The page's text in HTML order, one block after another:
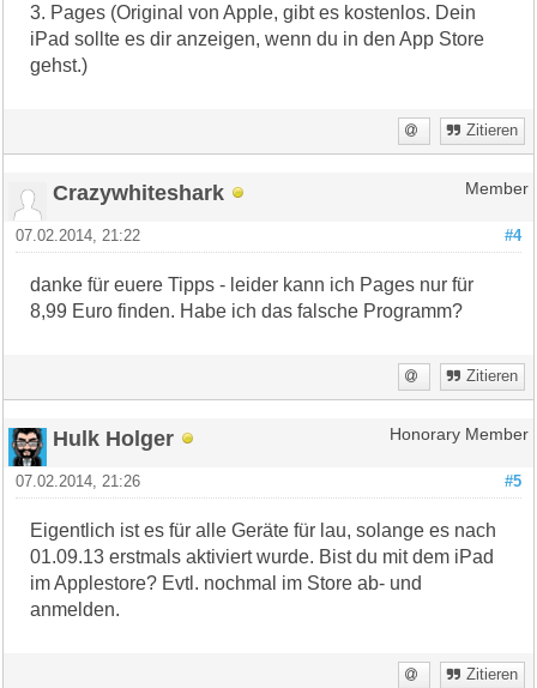
3. Pages (Original von Apple, gibt es kostenlos. Dein
iPad sollte es dir anzeigen, wenn du in den App Store
gehst.)
Zitieren
Crazywhiteshark Member
#4
07.02.2014, 21:22
danke für euere Tipps - leider kann ich Pages nur für
8,99 Euro finden. Habe ich das falsche Programm?
Zitieren
Hulk Holger Honorary Member
#5
07.02.2014, 21:26
Eigentlich ist es für alle Geräte für lau, solange es nach
01.09.13 erstmals aktiviert wurde. Bist du mit dem iPad
im Applestore? Evtl. nochmal im Store ab- und
anmelden.
Zitieren